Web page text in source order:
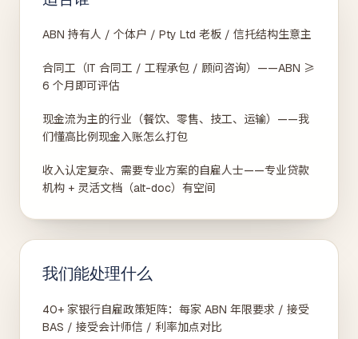
ABN 持有人 / 个体户 / Pty Ltd 老板 / 信托结构生意主
合同工（IT 合同工 / 工程承包 / 顾问咨询）——ABN ≥
6 个月即可评估
现金流为主的行业（餐饮、零售、技工、运输）——我
们懂高比例现金入账怎么打包
收入认定复杂、需要专业方案的自雇人士——专业贷款
机构 + 灵活文档（alt-doc）有空间
我们能处理什么
40+ 家银行自雇政策矩阵：每家 ABN 年限要求 / 接受
BAS / 接受会计师信 / 利率加点对比